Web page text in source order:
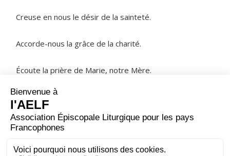
Creuse en nous le désir de la sainteté.
Accorde-nous la grâce de la charité.
Écoute la prière de Marie, notre Mère.
NOTRE PÈRE
ORAISON
nous protéger, étends sur nous ta main toute-